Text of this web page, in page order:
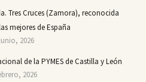
Tres Cruces (Zamora), reconocida
mejores de España
2026
de la PYMES de Castilla y León
2026